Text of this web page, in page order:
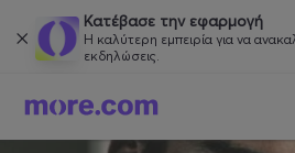
Κατέβασε την εφαρμογή
Η καλύτερη εμπειρία για να
εκδηλώσεις.